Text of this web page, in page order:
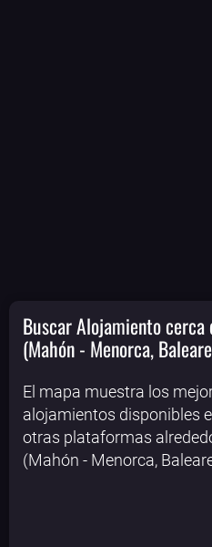
Buscar Alojamiento cerca
(Mahón - Menorca,
El mapa muestra los
alojamientos disponibles
otras plataformas
(Mahón - Menorca,